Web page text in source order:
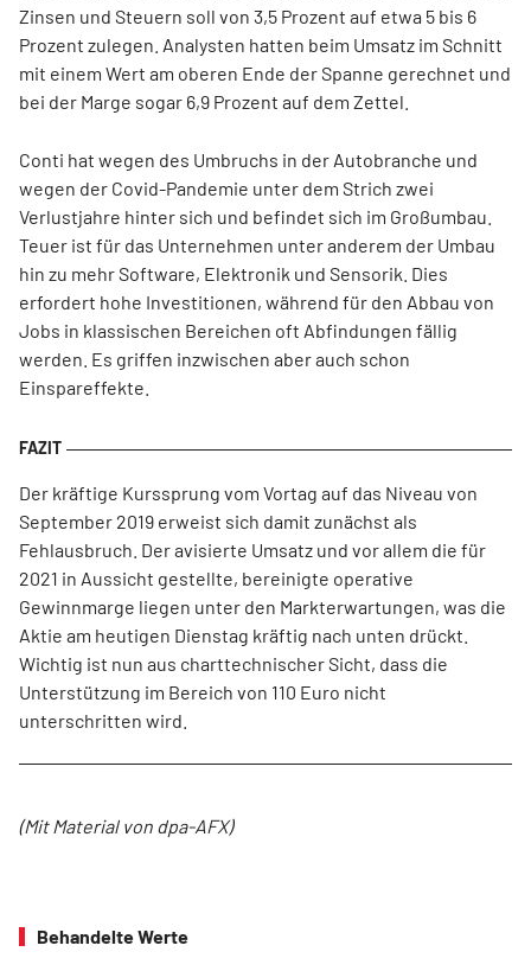
Zinsen und Steuern soll von 3,5 Prozent auf etwa 5 bis 6
Prozent zulegen. Analysten hatten beim Umsatz im Schnitt
mit einem Wert am oberen Ende der Spanne gerechnet und
bei der Marge sogar 6,9 Prozent auf dem Zettel.
Conti hat wegen des Umbruchs in der Autobranche und
wegen der Covid-Pandemie unter dem Strich zwei
Verlustjahre hinter sich und befindet sich im Großumbau.
Teuer ist für das Unternehmen unter anderem der Umbau
hin zu mehr Software, Elektronik und Sensorik. Dies
erfordert hohe Investitionen, während für den Abbau von
Jobs in klassischen Bereichen oft Abfindungen fällig
werden. Es griffen inzwischen aber auch schon
Einspareffekte.
Der kräftige Kurssprung vom Vortag auf das Niveau von
September 2019 erweist sich damit zunächst als
Fehlausbruch. Der avisierte Umsatz und vor allem die für
2021 in Aussicht gestellte, bereinigte operative
Gewinnmarge liegen unter den Markterwartungen, was die
Aktie am heutigen Dienstag kräftig nach unten drückt.
Wichtig ist nun aus charttechnischer Sicht, dass die
Unterstützung im Bereich von 110 Euro nicht
unterschritten wird.
(Mit Material von dpa-AFX)
Behandelte Werte